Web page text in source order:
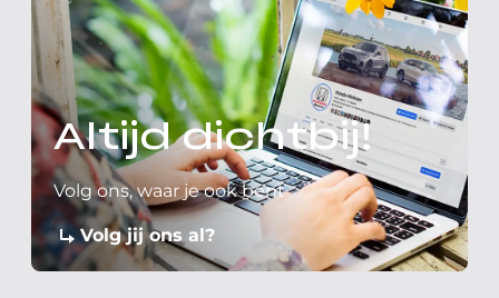
Altijd dichtbij!
Volg ons, waar je ook bent
Volg jij ons al?